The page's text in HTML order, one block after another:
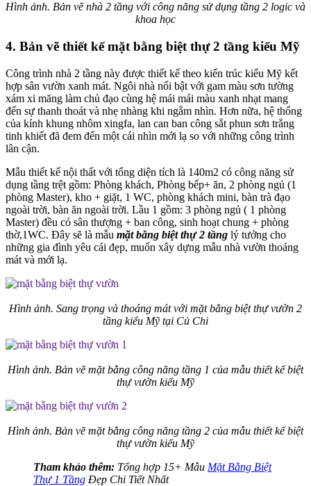
Hình ảnh. Bản vẽ nhà 2 tầng với công năng sử dụng tầng 2 logic và
khoa học
4. Bản vẽ thiết kế mặt bằng biệt thự 2 tầng kiểu Mỹ
Công trình nhà 2 tầng này được thiết kế theo kiến trúc kiểu Mỹ kết
hợp sân vườn xanh mát. Ngôi nhà nổi bật với gam màu sơn tường
xám xi măng làm chủ đạo cùng hệ mái mái màu xanh nhạt mang
đến sự thanh thoát và nhẹ nhàng khi ngắm nhìn. Hơn nữa, hệ thống
của kính khung nhôm xingfa, lan can ban công sắt phun sơn trắng
tinh khiết đã đem đến một cái nhìn mới lạ so với những công trình
lân cận.
Mẫu thiết kế nội thất với tổng diện tích là 140m2 có công năng sử
dụng tầng trệt gồm: Phòng khách, Phòng bếp+ ăn, 2 phòng ngủ (1
phòng Master), kho + giặt, 1 WC, phòng khách mini, bàn trà đạo
ngoài trời, bàn ăn ngoài trời. Lầu 1 gồm: 3 phòng ngủ ( 1 phòng
Master) đều có sân thượng + ban công, sinh hoạt chung + phòng
thờ,1WC. Đây sẽ là mẫu mặt bằng biệt thự 2 tầng lý tưởng cho
những gia đình yêu cái đẹp, muốn xây dựng mẫu nhà vườn thoáng
mát và mới lạ.
Hình ảnh. Sang trọng và thoáng mát với mặt bằng biệt thự vườn 2
tầng kiểu Mỹ tại Củ Chi
Hình ảnh. Bản vẽ mặt bằng công năng tầng 1 của mẫu thiết kế biệt
thự vườn kiểu Mỹ
Hình ảnh. Bản vẽ mặt bằng công năng tầng 2 của mẫu thiết kế biệt
thự vườn kiểu Mỹ
Tham khảo thêm: Tổng hợp 15+ Mẫu Mặt Bằng Biệt
Thự 1 Tầng Đẹp Chi Tiết Nhất